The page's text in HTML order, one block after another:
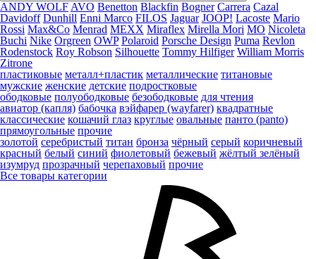
ANDY WOLF AVO Benetton Blackfin Bogner Carrera Cazal
Davidoff Dunhill Enni Marco FILOS Jaguar JOOP! Lacoste Mario
Rossi Max&Co Menrad MEXX Miraflex Mirella Mori MO Nicoleta
Buchi Nike Orgreen OWP Polaroid Porsche Design Puma Revlon
Rodenstock Roy Robson Silhouette Tommy Hilfiger William Morris
Zitrone
пластиковые металл+пластик металлические титановые
мужские женские детские подростковые
ободковые полуободковые безободковые для чтения
авиатор (капля) бабочка вэйфарер (wayfarer) квадратные
классические кошачий глаз круглые овальные панто (panto)
прямоугольные прочие
золотой серебристый титан бронза чёрный серый коричневый
красный белый синий фиолетовый бежевый жёлтый зелёный
изумруд прозрачный черепаховый прочие
Все товары категории